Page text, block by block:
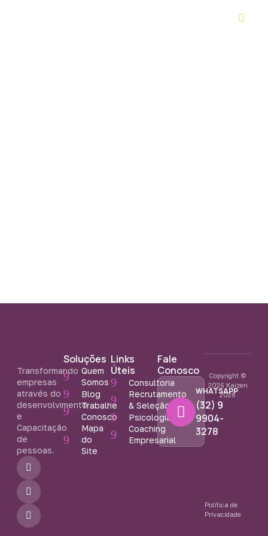
Transformando
empresas
através do
desenvolvimento
e
Capacitação
de
pessoas.
F
a
c
e
b
o
o
k
n
s
t
a
g
r
a
Y
o
u
t
u
b
e
Soluções
Quem
Somos
Blog
Trabalhe
Conosco
Mapa
do
Site
Links
Úteis
Consultoria
Recrutamento
& Seleção
Psicologia
Coaching
Empresarial
Fale
Conosco
WHATSAPP
(32) 9
9904-
3278
Copyright ©
2026 Kaizen
2026
Política de
Privacidade